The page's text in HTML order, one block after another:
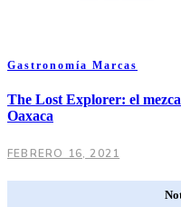
Gastronomía Marcas
The Lost Explorer: el
Oaxaca
FEBRERO 16, 2021